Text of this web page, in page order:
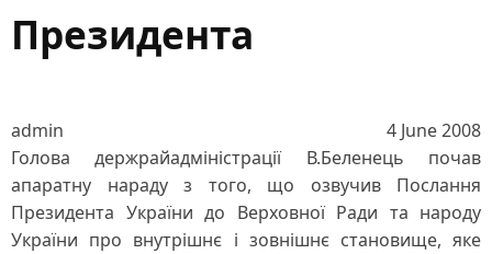
Президента
admin
4 June 2008
Голова держрайадміністрації В.Беленець почав
апаратну нараду з того, що озвучив Послання
Президента України до Верховної Ради та народу
України про внутрішнє і зовнішнє становище, яке